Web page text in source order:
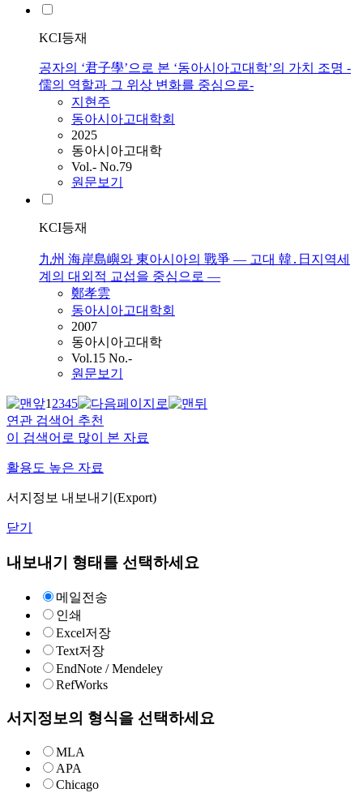
KCI등재
공자의 ‘君子學’으로 본 ‘동아시아고대학’의 가치 조명 -
儒의 역할과 그 위상 변화를 중심으로-
지현주
동아시아고대학회
2025
동아시아고대학
Vol.- No.79
원문보기
KCI등재
九州 海岸島嶼와 東아시아의 戰爭 — 고대 韓․日지역세
계의 대외적 교섭을 중심으로 —
鄭孝雲
동아시아고대학회
2007
동아시아고대학
Vol.15 No.-
원문보기
12345
연관 검색어 추천
이 검색어로 많이 본 자료
활용도 높은 자료
서지정보 내보내기(Export)
닫기
내보내기 형태를 선택하세요
메일전송
인쇄
Excel저장
Text저장
EndNote / Mendeley
RefWorks
서지정보의 형식을 선택하세요
MLA
APA
Chicago